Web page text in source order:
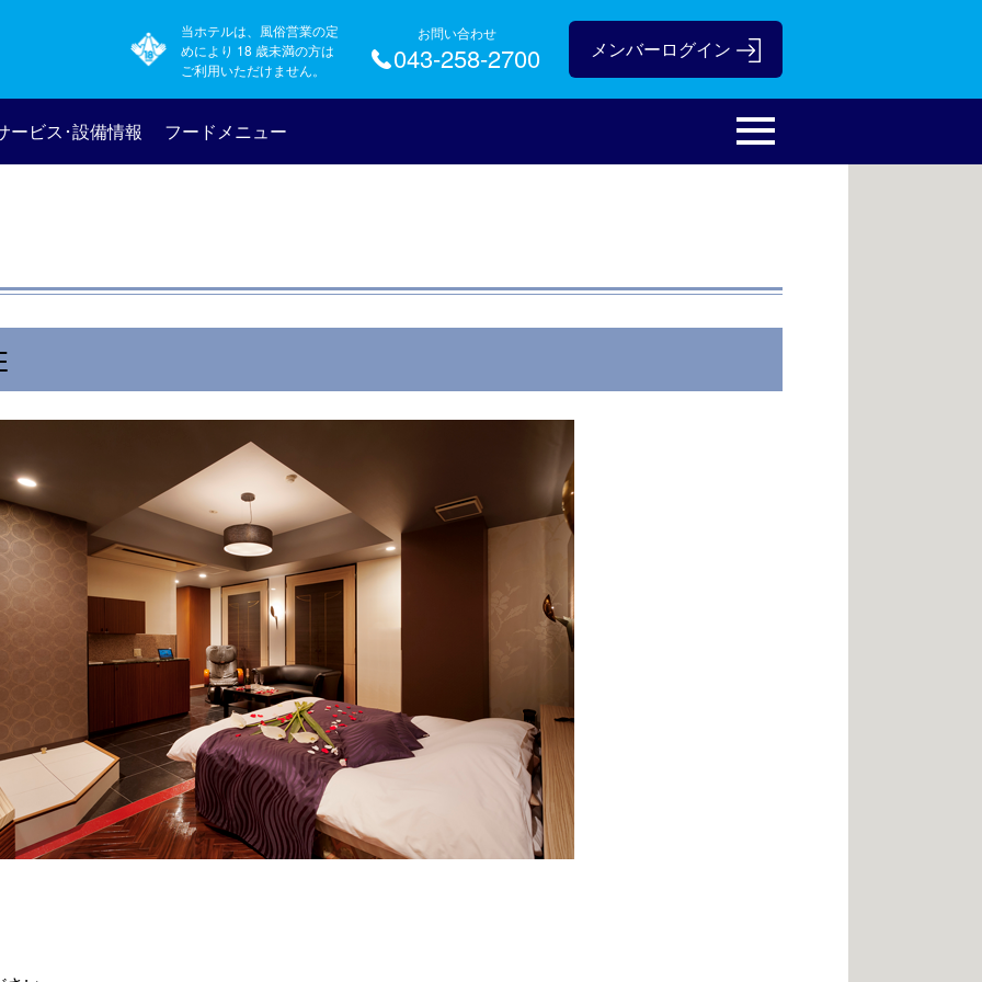
当ホテルは、風俗営業の定
めにより 18 歳未満の方は
ご利用いただけません。
お問い合わせ
043-258-2700
ービス･設備情報 フードメニュー